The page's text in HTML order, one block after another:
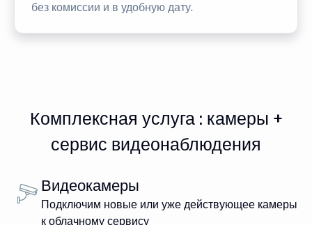
без комиссии и в удобную дату.
Комплексная услуга : камеры +
сервис видеонаблюдения
Видеокамеры
Подключим новые или уже действующее камеры
к облачному сервису